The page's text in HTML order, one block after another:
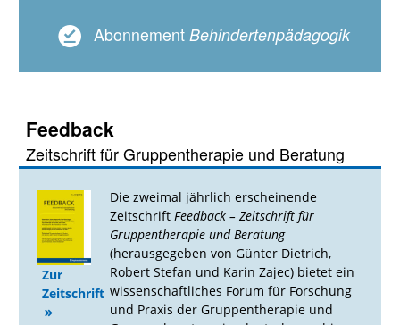
Abonnement Behindertenpädagogik
Feedback
Zeitschrift für Gruppentherapie und Beratung
Zur
Zeitschrift
Die zweimal jährlich erscheinende
Zeitschrift Feedback – Zeitschrift für
Gruppentherapie und Beratung
(herausgegeben von Günter Dietrich,
Robert Stefan und Karin Zajec) bietet ein
wissenschaftliches Forum für Forschung
und Praxis der Gruppentherapie und